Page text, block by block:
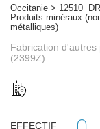
Occitanie > 12510
Produits minéraux
métalliques)
Fabrication d'autres
(2399Z)
EFFECTIF